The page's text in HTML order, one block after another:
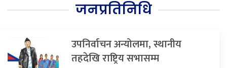
जनप्रतिनिधि
उपनिर्वाचन अन्योलमा, स्थानीय
तहदेखि राष्ट्रिय सभासम्म